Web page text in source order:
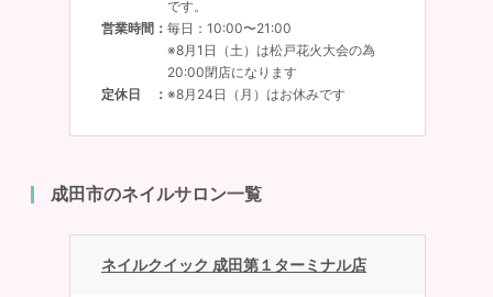
です。
営業時間
毎日：10:00〜21:00
※8月1日（土）は松戸花火大会の為
20:00閉店になります
定休日
※8月24日（月）はお休みです
成田市のネイルサロン一覧
ネイルクイック 成田第１ターミナル店